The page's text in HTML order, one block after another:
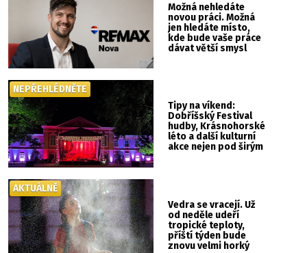
Možná nehledáte
novou práci. Možná
jen hledáte místo,
kde bude vaše práce
dávat větší smysl
Tipy na víkend:
Dobříšský Festival
hudby, Krásnohorské
léto a další kulturní
akce nejen pod širým
NEPŘEHLÉDNĚTE
Vedra se vracejí. Už
od neděle udeří
tropické teploty,
příští týden bude
znovu velmi horký
AKTUÁLNĚ